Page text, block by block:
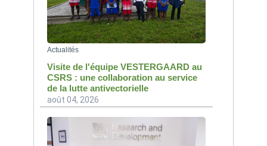
Actualités
Visite de l'équipe VESTERGAARD au
CSRS : une collaboration au service
de la lutte antivectorielle
août 04, 2026